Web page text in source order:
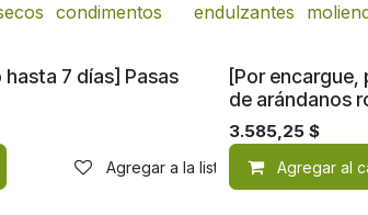
condimentos
endulzantes
7 días] Pasas
Agregar a la lista de deseos
[Por encargue,
de arándanos
3.585,25 $
Agregar al